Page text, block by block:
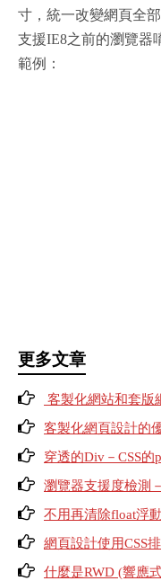
寸，統一改變網頁全
支援IE8之前的瀏覽器
範例：
更多文章
客製化網站和套版
客製化網頁設計的
穿透的Div－CSS的
瀏覽器支援度檢測
不用再清除float浮
網頁設計使用CSS
什麼是RWD (響應